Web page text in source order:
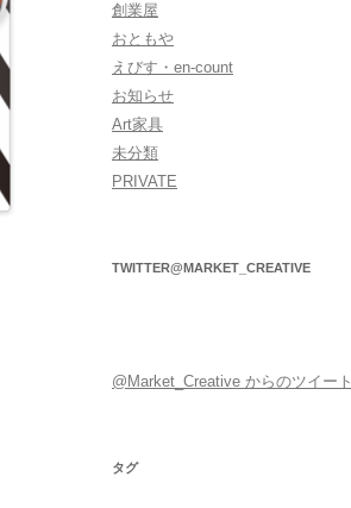
創業屋
おともや
えびす・en-count
お知らせ
Art家具
未分類
PRIVATE
TWITTER@MARKET_CREATIVE
@Market_Creative からのツイート
タグ